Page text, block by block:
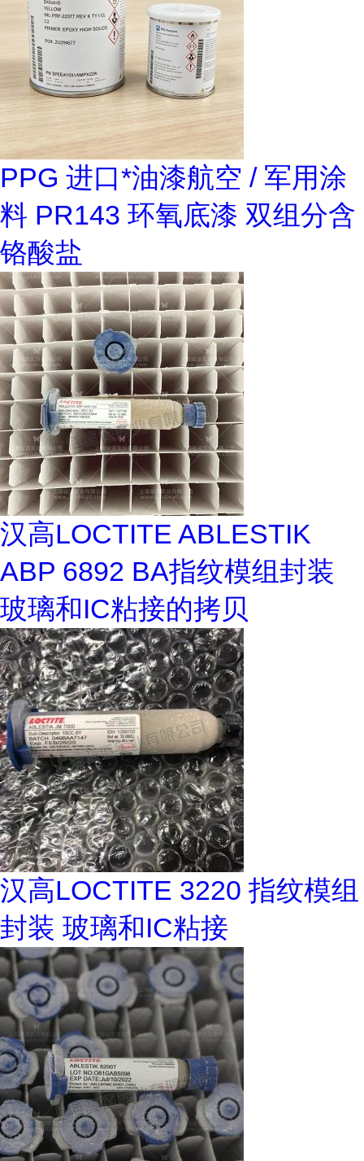
PPG 进口*油漆航空 / 军用涂
料 PR143 环氧底漆 双组分含
铬酸盐
汉高LOCTITE ABLESTIK
ABP 6892 BA指纹模组封装
玻璃和IC粘接的拷贝
汉高LOCTITE 3220 指纹模组
封装 玻璃和IC粘接